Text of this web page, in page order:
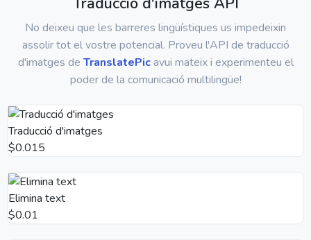
No deixeu que les barreres lingüístiques us impedeixin
assolir tot el vostre potencial. Proveu l'API de traducció
d'imatges de TranslatePicavui mateix i experimenteu el
poder de la comunicació multilingüe!
Traducció d'imatges
$0.015
Elimina text
$0.01